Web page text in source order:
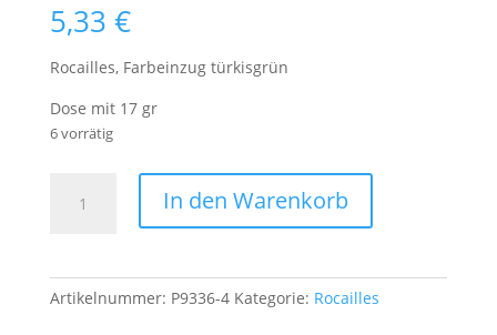
5,33 €
Rocailles, Farbeinzug türkisgrün
Dose mit 17 gr
6 vorrätig
2,6mm
Menge
In den Warenkorb
Artikelnummer: P9336-4 Kategorie: Rocailles